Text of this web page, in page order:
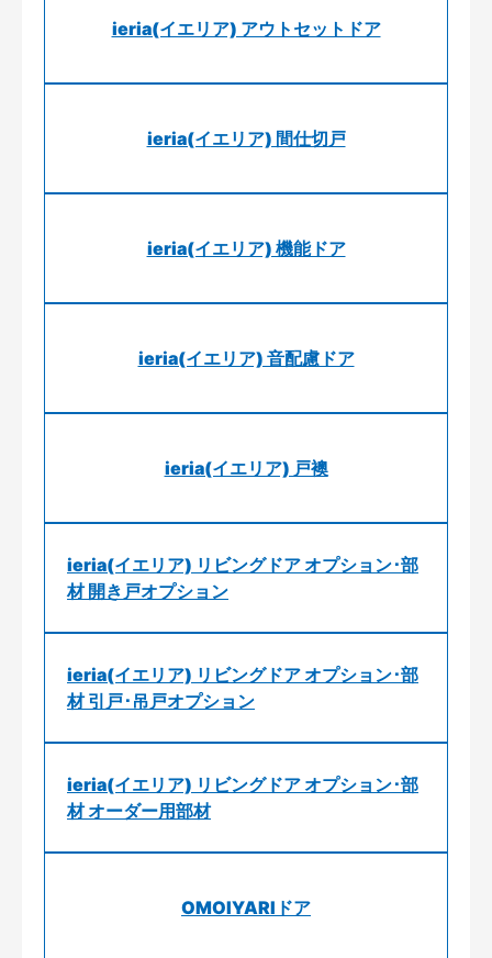
ieria(イエリア) アウトセットドア
ieria(イエリア) 間仕切戸
ieria(イエリア) 機能ドア
ieria(イエリア) 音配慮ドア
ieria(イエリア) 戸襖
ieria(イエリア) リビングドア オプション･部
材 開き戸オプション
ieria(イエリア) リビングドア オプション･部
材 引戸･吊戸オプション
ieria(イエリア) リビングドア オプション･部
材 オーダー用部材
OMOIYARIドア